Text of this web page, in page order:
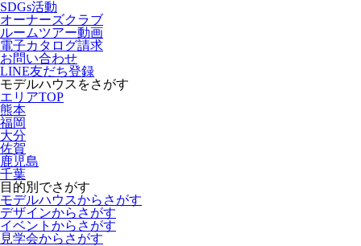
SDGs活動
オーナーズクラブ
ルームツアー動画
電子カタログ請求
お問い合わせ
LINE友だち登録
モデルハウスをさがす
エリアTOP
熊本
福岡
大分
佐賀
鹿児島
千葉
目的別でさがす
モデルハウスからさがす
デザインからさがす
イベントからさがす
見学会からさがす